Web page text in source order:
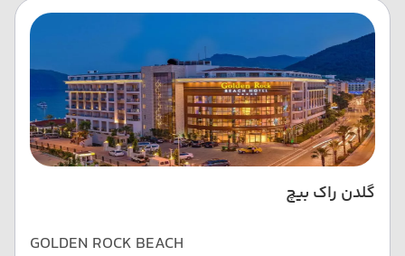
گلدن راک بیچ
GOLDEN ROCK BEACH